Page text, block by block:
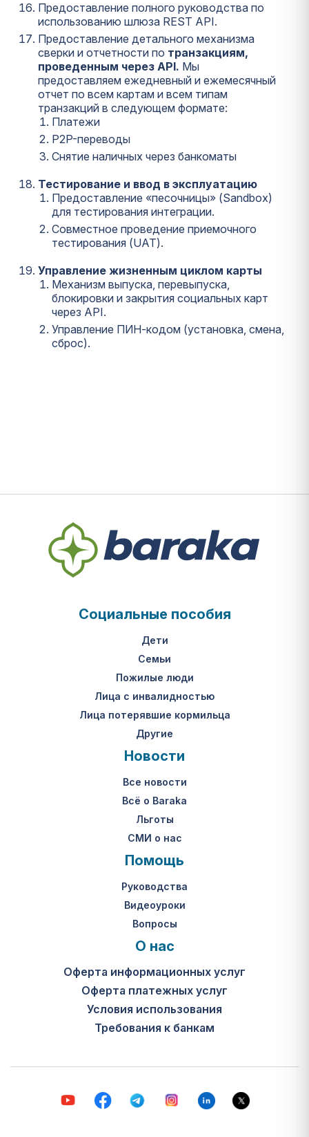
Предоставление полного руководства по
использованию шлюза REST API.
Предоставление детального механизма
сверки и отчетности по транзакциям,
проведенным через API. Мы
предоставляем ежедневный и ежемесячный
отчет по всем картам и всем типам
транзакций в следующем формате:
Платежи
P2P-переводы
Cнятие наличных через банкоматы
Тестирование и ввод в эксплуатацию
Предоставление «песочницы» (Sandbox)
для тестирования интеграции.
Совместное проведение приемочного
тестирования (UAT).
Управление жизненным циклом карты
Механизм выпуска, перевыпуска,
блокировки и закрытия социальных карт
через API.
Управление ПИН-кодом (установка, смена,
сброс).
Социальные пособия
Дети
Семьи
Пожилые люди
Лица с инвалидностью
Лица потерявшие кормильца
Другие
Новости
Все новости
Всё о Baraka
Льготы
СМИ о нас
Помощь
Руководства
Видеоуроки
Вопросы
О нас
Оферта информационных услуг
Оферта платежных услуг
Условия использования
Требования к банкам